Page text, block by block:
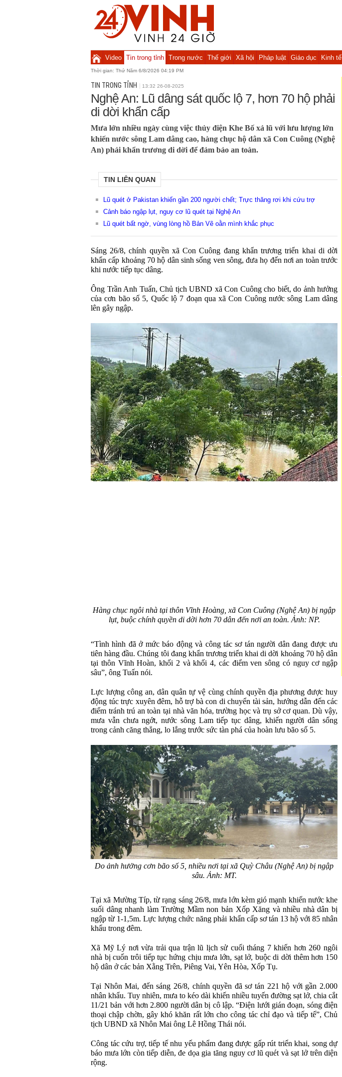
Video Tin trong tỉnh Trong nước Thế giới Xã hội Pháp luật Giáo dục Kinh tế
Thời gian: Thứ Năm 6/8/2026 04:19 PM
TIN TRONG TỈNH 13:32 26-08-2025
Nghệ An: Lũ dâng sát quốc lộ 7, hơn 70 hộ phải
di dời khẩn cấp
Mưa lớn nhiều ngày cùng việc thủy điện Khe Bố xả lũ với lưu lượng lớn
khiến nước sông Lam dâng cao, hàng chục hộ dân xã Con Cuông (Nghệ
An) phải khẩn trương di dời để đảm bảo an toàn.
TIN LIÊN QUAN
Lũ quét ở Pakistan khiến gần 200 người chết; Trực thăng rơi khi cứu trợ
Cảnh báo ngập lụt, nguy cơ lũ quét tại Nghệ An
Lũ quét bất ngờ, vùng lòng hồ Bản Vẽ oằn mình khắc phục
Sáng 26/8, chính quyền xã Con Cuông đang khẩn trương triển khai di dời
khẩn cấp khoảng 70 hộ dân sinh sống ven sông, đưa họ đến nơi an toàn trước
khi nước tiếp tục dâng.
Ông Trần Anh Tuấn, Chủ tịch UBND xã Con Cuông cho biết, do ảnh hưởng
của cơn bão số 5, Quốc lộ 7 đoạn qua xã Con Cuông nước sông Lam dâng
lên gây ngập.
Hàng chục ngôi nhà tại thôn Vĩnh Hoàng, xã Con Cuông (Nghệ An) bị ngập
lụt, buộc chính quyền di dời hơn 70 dân đến nơi an toàn. Ảnh: NP.
“Tình hình đã ở mức báo động và công tác sơ tán người dân đang được ưu
tiên hàng đầu. Chúng tôi đang khẩn trương triển khai di dời khoảng 70 hộ dân
tại thôn Vĩnh Hoàn, khối 2 và khối 4, các điểm ven sông có nguy cơ ngập
sâu”, ông Tuấn nói.
Lực lượng công an, dân quân tự vệ cùng chính quyền địa phương được huy
động túc trực xuyên đêm, hỗ trợ bà con di chuyển tài sản, hướng dẫn đến các
điểm tránh trú an toàn tại nhà văn hóa, trường học và trụ sở cơ quan. Dù vậy,
mưa vẫn chưa ngớt, nước sông Lam tiếp tục dâng, khiến người dân sống
trong cảnh căng thẳng, lo lắng trước sức tàn phá của hoàn lưu bão số 5.
Do ảnh hưởng cơn bão số 5, nhiều nơi tại xã Quỳ Châu (Nghệ An) bị ngập
sâu. Ảnh: MT.
Tại xã Mường Típ, từ rạng sáng 26/8, mưa lớn kèm gió mạnh khiến nước khe
suối dâng nhanh làm Trường Mầm non bản Xốp Xăng và nhiều nhà dân bị
ngập từ 1-1,5m. Lực lượng chức năng phải khẩn cấp sơ tán 13 hộ với 85 nhân
khẩu trong đêm.
Xã Mỹ Lý nơi vừa trải qua trận lũ lịch sử cuối tháng 7 khiến hơn 260 ngôi
nhà bị cuốn trôi tiếp tục hứng chịu mưa lớn, sạt lở, buộc di dời thêm hơn 150
hộ dân ở các bản Xằng Trên, Piêng Vai, Yên Hòa, Xốp Tụ.
Tại Nhôn Mai, đến sáng 26/8, chính quyền đã sơ tán 221 hộ với gần 2.000
nhân khẩu. Tuy nhiên, mưa to kéo dài khiến nhiều tuyến đường sạt lở, chia cắt
11/21 bản với hơn 2.800 người dân bị cô lập. “Điện lưới giánđoạn, sóngđiện
thoại chập chờn, gây khó khăn rất lớn cho công tác chỉ đạo và tiếp tế”, Chủ
tịch UBND xã Nhôn Mai ông Lê Hồng Thái nói.
Công tác cứu trợ, tiếp tế nhu yếu phẩm đang được gấp rút triển khai, song dự
báo mưa lớn còn tiếp diễn,đe dọa gia tăng nguy cơ lũ quét và sạt lở trên diện
rộng.